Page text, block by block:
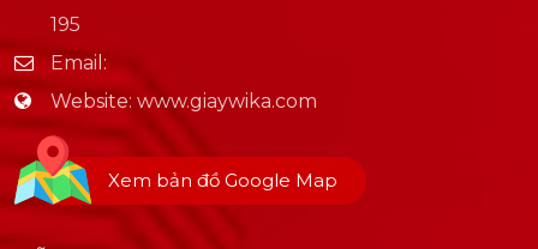
195
Email:
Website: www.giaywika.com
Xem bản đồ Google Map